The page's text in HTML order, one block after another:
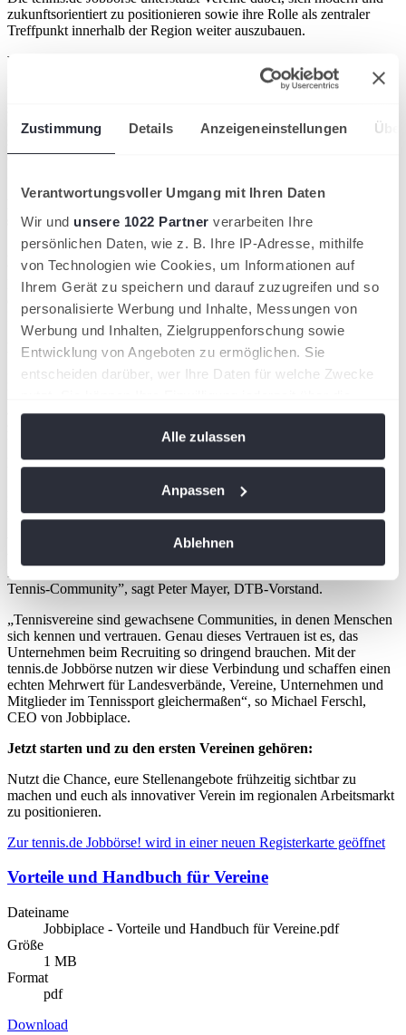
Zustimmung Details Anzeigeneinstellungen
Verantwortungsvoller Umgang mit Ihren Daten
Wir und unsere 1022 Partner verarbeiten Ihre
persönlichen Daten, wie z. B. Ihre IP-Adresse, mithilfe
von Technologien wie Cookies, um Informationen auf
Ihrem Gerät zu speichern und darauf zuzugreifen und so
personalisierte Werbung und Inhalte, Messungen von
Werbung und Inhalten, Zielgruppenforschung sowie
Entwicklung von Angeboten zu ermöglichen. Sie
entscheiden darüber, wer Ihre Daten für welche Zwecke
Cookie-Erklärung oder durch Klicken auf das Privacy
Trigger Symbol ändern oder widerrufen
Wenn Sie es erlauben, würden wir auch gerne:
bestimmten Merkmalen (Fingerprinting) identifizieren
Erfahren Sie mehr darüber, wie Ihre persönlichen Daten
verarbeitet werden, und legen Sie Ihre Präferenzen im
Abschnitt Einzelheitenfest.
Wir verwenden Cookies, um Inhalte und Anzeigen zu
personalisieren, Funktionen für soziale Medien anbieten
zu können und die Zugriffe auf unsere Website zu
analysieren. Außerdem geben wir Informationen zu Ihrer
Verwendung unserer Website an unsere Partner für
soziale Medien, Werbung und Analysen weiter. Unsere
Partner führen diese Informationen möglicherweise mit
haben oder die sie im Rahmen Ihrer Nutzung der Dienste
jederzeit über den Link im Footer aufgerufen und
angepasst werden.
Alle zulassen
Anpassen
Ablehnen
zukunftsorientiert zu positionieren sowie ihre Rolle als zentraler
Treffpunkt innerhalb der Region weiter auszubauen.
Vorteile für Unternehmen
Unternehmen erreichen über die tennis.de Jobbörse gezielt eine
Gemeinschaft, Engagement und Identifikation eine große Rolle
spielen. Die Platzierung der Stellenanzeigen im Vereinsumfeld stärkt
die regionale Sichtbarkeit und unterstützt ein authentisches
Karrierechancen dort, wo Tennis und Gemeinschaft zuhause
sind
Auf der tennis.de Jobbörse werden regionale Stellenangebote
veröffentlicht – vom Praktikum und Ausbildungsplatz bis hin zu
Fach‑ und Führungspositionen. Die Nutzung der Plattform ist
einfach und kostenfrei: Nach der Registrierung ist eine direkte
Bewerbung auf passende Stellen möglich.
Die Verbindung von Sport und Beruf
Die tennis.de Jobbörse schlägt die Brücke zwischen Sport und
alle Beteiligten. Die Plattform macht Karrierechancen leicht
Unternehmen dabei, sich als Arbeitgeber im sportlichen Umfeld zu
positionieren.
„Mit der tennis.de Jobbörse erweitern wir das digitale
Angebotsportfolio von tennis.de um eine zentrale Karriereplattform.
Unser Ziel ist es, die Akteure aus TennisDeutschland stärker zu
vernetzen, Vereine, Trainer und Unternehmen beim Recruiting zu
Damit schaffen wir nachhaltigen Mehrwert für die gesamte
Tennis‑Community”, sagt Peter Mayer, DTB-Vorstand.
„Tennisvereine sind gewachsene Communities, in denen Menschen
sich kennen und vertrauen. Genau dieses Vertrauen ist es, das
Unternehmen beim Recruiting so dringend brauchen. Mit der
tennis.de Jobbörse nutzen wir diese Verbindung und schaffen einen
echten Mehrwert für Landesverbände, Vereine, Unternehmen und
Mitglieder im Tennissport gleichermaßen“, so Michael Ferschl,
CEO von Jobbiplace.
Jetzt starten und zu den ersten Vereinen gehören:
Nutzt die Chance, eure Stellenangebote frühzeitig sichtbar zu
machen und euch als innovativer Verein im regionalen Arbeitsmarkt
zu positionieren.
Zur tennis.de Jobbörse! wird in einer neuen Registerkarte geöffnet
Vorteile und Handbuch für Vereine
Dateiname
Jobbiplace - Vorteile und Handbuch für Vereine.pdf
Größe
1 MB
Format
pdf
Download